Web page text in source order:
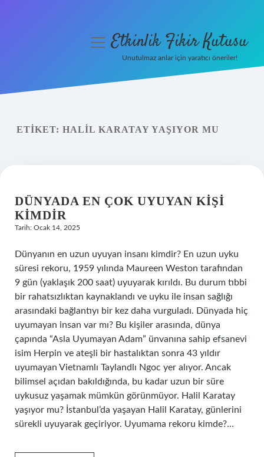
Yasal Uyarı
menüyüEtkinlik Fikir Kutusu
Unutulmaz anlar için yaratıcı öneriler!
ETIKET: HALIL KARATAY YAŞIYOR MU
DÜNYADA EN ÇOK UYUYAN KIŞI
KIMDIR
Tarih: Ocak 14, 2025
Dünyanın en uzun uyuyan insanı kimdir? En uzun uyku
süresi rekoru, 1959 yılında Maureen Weston tarafından
9 gün (yaklaşık 200 saat) uyuyarak kırıldı. Bu durum tıbbi
bir rahatsızlıktan kaynaklandı ve uyku ile insan sağlığı
arasındaki bağlantıyı bir kez daha vurguladı. Dünyada hiç
uyumayan insan var mı? Bu kişiler arasında, dünya
çapında “Asla Uyumayan Adam” ünvanına sahip efsanevi
isim Herpin ve ateşli bir hastalıktan sonra 43 yıldır
uyumayan Vietnamlı Taylandlı Ngoc yer alıyor. Ancak
bilimsel açıdan bakıldığında, bu kadar uzun bir süre
uykusuz yaşamak mümkün görünmüyor. Halil Karatay
yaşıyor mu? İstanbul’da yaşayan Halil Karatay, günlerini
sürekli uyuyarak geçiriyor. Uyumama rekoru kimde?…